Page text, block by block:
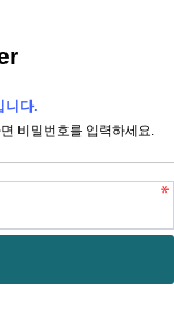
니다.
비밀번호를 입력하세요.